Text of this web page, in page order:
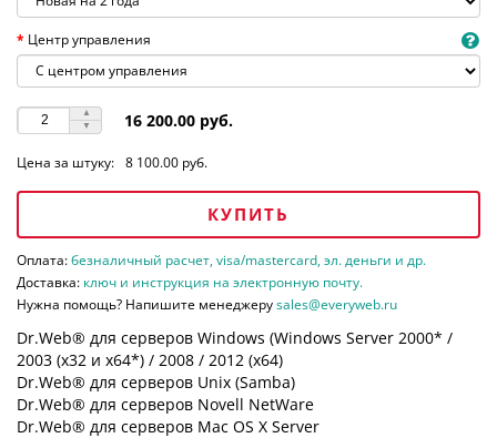
Центр управления
16 200.00 руб.
Цена за штуку: 8 100.00 руб.
КУПИТЬ
Оплата:безналичный расчет, visa/mastercard, эл. деньги и др.
Доставка: ключ и инструкция на электронную почту.
Нужна помощь? Напишите менеджеруsales@everyweb.ru
Dr.Web® для серверов Windows (Windows Server 2000* /
2003 (х32 и х64*) / 2008 / 2012 (х64)
Dr.Web® для серверов Unix (Samba)
Dr.Web® для серверов Novell NetWare
Dr.Web® для серверов Mac OS X Server